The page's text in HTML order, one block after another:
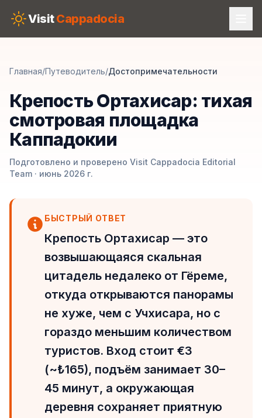
VisitCappadocia
Главная/Путеводитель/Достопримечательности
Крепость Ортахисар: тихая
смотровая площадка
Каппадокии
Подготовлено и проверено Visit Cappadocia Editorial
Team · июнь 2026 г.
БЫСТРЫЙ ОТВЕТ
Крепость Ортахисар — это
возвышающаяся скальная
цитадель недалеко от Гёреме,
откуда открываются панорамы
не хуже, чем с Учхисара, но с
гораздо меньшим количеством
туристов. Вход стоит €3
(~₺165), подъём занимает 30–
45 минут, а окружающая
деревня сохраняет приятную